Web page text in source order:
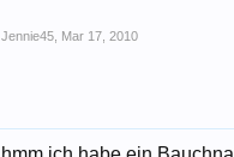
Jennie45 Mar 17, 2010